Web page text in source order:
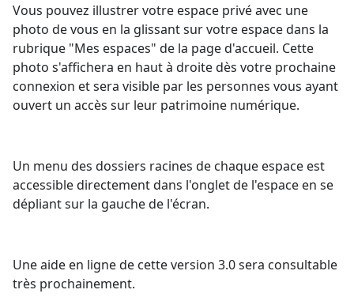
Vous pouvez illustrer votre espace privé avec une
photo de vous en la glissant sur votre espace dans la
rubrique "Mes espaces" de la page d'accueil. Cette
photo s'affichera en haut à droite dès votre prochaine
connexion et sera visible par les personnes vous ayant
ouvert un accès sur leur patrimoine numérique.
Un menu des dossiers racines de chaque espace est
accessible directement dans l'onglet de l'espace en se
dépliant sur la gauche de l'écran.
Une aide en ligne de cette version 3.0 sera consultable
très prochainement.